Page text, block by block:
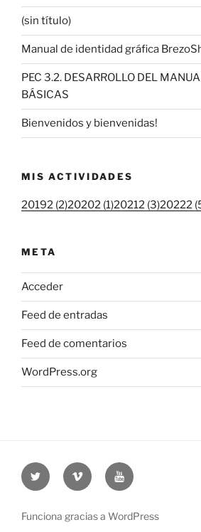
(sin título)
Manual de identidad gráfica
PEC 3.2. DESARROLLO DEL
BÁSICAS
Bienvenidos y bienvenidas!
MIS ACTIVIDADES
20192 (2)20202 (1)20212 (3)20222
META
Acceder
Feed de entradas
Feed de comentarios
WordPress.org
Twitter
UOC
Vimeo
UOC
Youtube
UOC
Funciona gracias a WordPress